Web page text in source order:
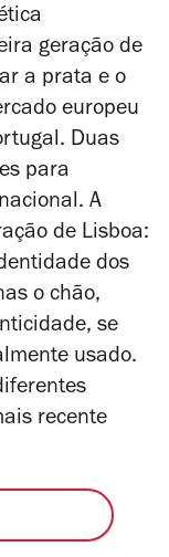
geração de
a prata e o
europeu
Duas
para
A
de Lisboa:
dos
o chão,
se
usado.
recente